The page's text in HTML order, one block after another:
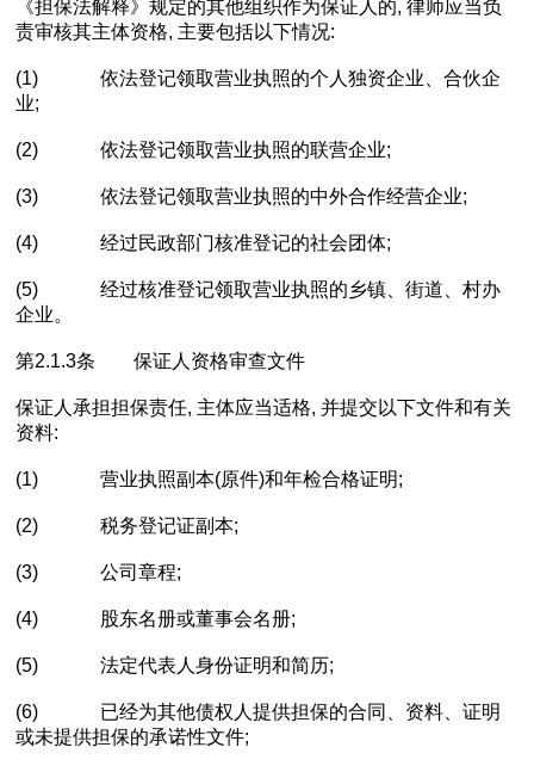
《担保法解释》规定的其他组织作为保证人的, 律师应当负
责审核其主体资格, 主要包括以下情况:
(1) 依法登记领取营业执照的个人独资企业、合伙企
业;
(2) 依法登记领取营业执照的联营企业;
(3) 依法登记领取营业执照的中外合作经营企业;
(4) 经过民政部门核准登记的社会团体;
(5) 经过核准登记领取营业执照的乡镇、街道、村办
企业。
第2.1.3条 保证人资格审查文件
保证人承担担保责任, 主体应当适格, 并提交以下文件和有关
资料:
(1) 营业执照副本(原件)和年检合格证明;
(2) 税务登记证副本;
(3) 公司章程;
(4) 股东名册或董事会名册;
(5) 法定代表人身份证明和简历;
(6) 已经为其他债权人提供担保的合同、资料、证明
或未提供担保的承诺性文件;